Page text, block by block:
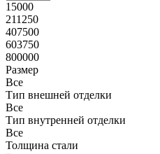
15000
211250
407500
603750
800000
Размер
Все
Тип внешней отделки
Все
Тип внутренней отделки
Все
Толщина стали